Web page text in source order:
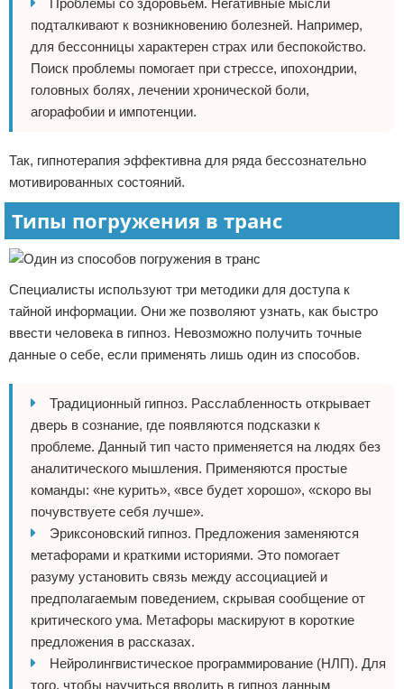
Проблемы со здоровьем. Негативные мысли
подталкивают к возникновению болезней. Например,
для бессонницы характерен страх или беспокойство.
Поиск проблемы помогает при стрессе, ипохондрии,
головных болях, лечении хронической боли,
агорафобии и импотенции.
Так, гипнотерапия эффективна для ряда бессознательно
мотивированных состояний.
Типы погружения в транс
Специалисты используют три методики для доступа к
тайной информации. Они же позволяют узнать, как быстро
ввести человека в гипноз. Невозможно получить точные
данные о себе, если применять лишь один из способов.
Традиционный гипноз. Расслабленность открывает
дверь в сознание, где появляются подсказки к
проблеме. Данный тип часто применяется на людях без
аналитического мышления. Применяются простые
команды: «не курить», «все будет хорошо», «скоро вы
почувствуете себя лучше».
Эриксоновский гипноз. Предложения заменяются
метафорами и краткими историями. Это помогает
разуму установить связь между ассоциацией и
предполагаемым поведением, скрывая сообщение от
критического ума. Метафоры маскируют в короткие
предложения в рассказах.
Нейролингвистическое программирование (НЛП). Для
того, чтобы научиться вводить в гипноз данным